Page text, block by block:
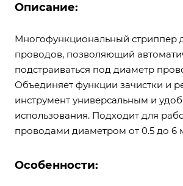
Описание:
Многофункциональный стриппер
проводов, позволяющий
подстраиваться под диаметр
Объединяет функции зачистки и
инструмент универсальным и
использования. Подходит для
проводами диаметром от 0.5 до 6
Особенности: